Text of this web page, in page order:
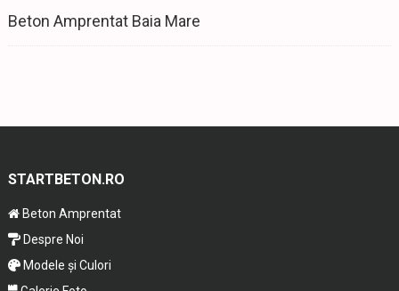
Beton Amprentat Baia Mare
STARTBETON.RO
Beton Amprentat
Despre Noi
Modele și Culori